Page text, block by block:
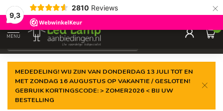
9,3
2810 Reviews ×
Gegarandeerde delaagste prijs
MENU
0
MEDEDELING! WIJ ZIJN VAN DONDERDAG 13 JULI TOT EN
MET ZONDAG 16 AUGUSTUS OP VAKANTIE / GESLOTEN!
GEBRUIK KORTINGSCODE: > ZOMER2026 < BIJ UW
BESTELLING